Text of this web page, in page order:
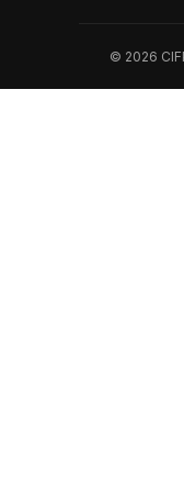
© 2026